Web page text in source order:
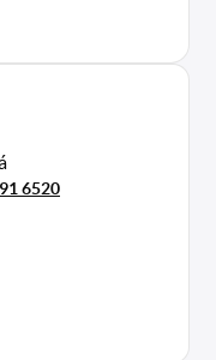
6520